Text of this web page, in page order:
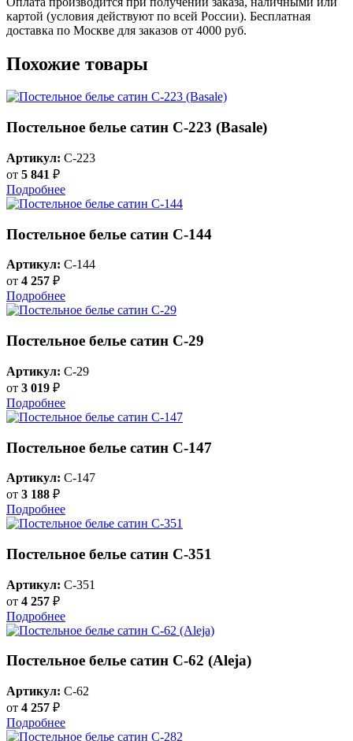
картой (условия действуют по всей России). Бесплатная
доставка по Москве для заказов от 4000 руб.
Похожие товары
Постельное белье сатин С-223 (Basale)
Артикул: C-223
от 5 841 ₽
Подробнее
Постельное белье сатин С-144
Артикул: C-144
от 4 257 ₽
Подробнее
Постельное белье сатин C-29
Артикул: C-29
от 3 019 ₽
Подробнее
Постельное белье сатин С-147
Артикул: C-147
от 3 188 ₽
Подробнее
Постельное белье сатин С-351
Артикул: C-351
от 4 257 ₽
Подробнее
Постельное белье сатин C-62 (Aleja)
Артикул: C-62
от 4 257 ₽
Подробнее